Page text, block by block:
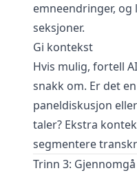
emneendringer,
seksjoner.
Gi kontekst
Hvis mulig, fortell
snakk om. Er det
paneldiskusjon
taler? Ekstra
segmentere
Trinn 3: